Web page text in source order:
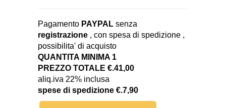
Pagamento PAYPAL senza
registrazione , con spesa di spedizione ,
possibilita' di acquisto
QUANTITA MINIMA 1
PREZZO TOTALE €.41,00
aliq.iva 22% inclusa
spese di spedizione €.7,90